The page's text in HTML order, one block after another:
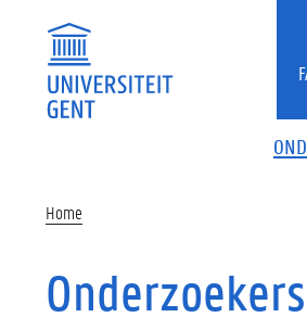
Home
Onderzoekers